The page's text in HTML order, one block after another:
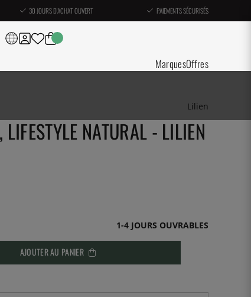
30 JOURS D'ACHAT OUVERT PAIEMENTS SÉCURISÉS
MarquesOffres
Lilien
LIFESTYLE NATURAL - LILIEN
1-4 JOURS OUVRABLES
AJOUTER AU PANIER